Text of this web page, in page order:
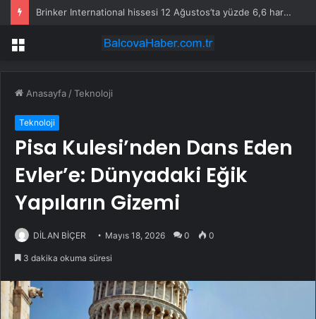
Brinker International hissesi 12 Ağustos’ta yüzde 6,6 hareket edebilir
Menü
Anasayfa /Teknoloji
Teknoloji
Pisa Kulesi’nden Dans Eden
Evler’e: Dünyadaki Eğik
Yapıların Gizemi
DİLAN BİÇER Mayıs 18, 2026 0 0
3 dakika okuma süresi